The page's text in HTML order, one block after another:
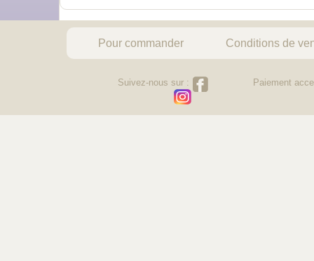
Pour commander Conditions de
Suivez-nous sur : Paiement